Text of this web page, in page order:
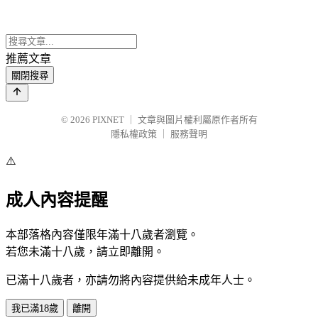
推薦文章
關閉搜尋
© 2026 PIXNET
文章與圖片權利屬原作者所有
隱私權政策
服務聲明
⚠️
成人內容提醒
本部落格內容僅限年滿十八歲者瀏覽。
若您未滿十八歲，請立即離開。
已滿十八歲者，亦請勿將內容提供給未成年人士。
我已滿18歲 離開